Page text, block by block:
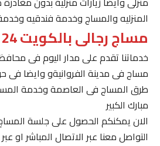
المنزليه والمساج وخدمة فندقيه وخدمة vip
مساج رجالى بالكويت 24 ساعة
خدماتنا تقدم على مدار اليوم فى
مساج فى مدينة الفروانيةو وايضا فى
طرق المساج فى العاصمة وخدمة المساج
مبارك الكبير
الان يمكنكم الحصول على جلسة المساج
التواصل معنا عبر الاتصال المباشر او عبر